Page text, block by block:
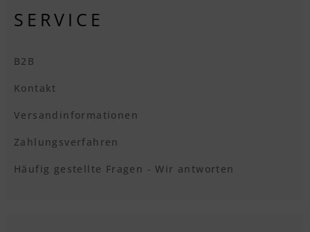
SERVICE
B2B
Kontakt
Versandinformationen
Zahlungsverfahren
Häufig gestellte Fragen - Wir antworten